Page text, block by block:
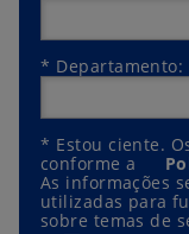
* Departamento:
* Estou ciente.
conforme a
As informações
utilizadas para
sobre temas de